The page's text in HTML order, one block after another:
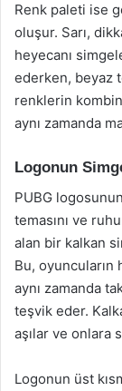
Renk paleti ise
oluşur. Sarı,
heyecanı
ederken, beyaz
renklerin
aynı zamanda
Logonun
PUBG
temasını ve
alan bir kalkan
Bu,
aynı zamanda
teşvik eder.
aşılar ve onlara
Logonun üst